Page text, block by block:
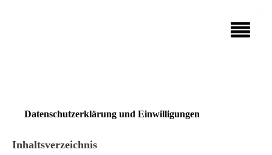
Reifen- und Räder-Service
KARRIERE
Datenschutzerklärung und Einwilligungen
Inhaltsverzeichnis